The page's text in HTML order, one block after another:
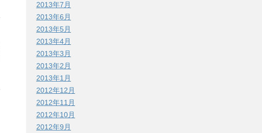
2013年7月
2013年6月
2013年5月
2013年4月
2013年3月
2013年2月
2013年1月
2012年12月
2012年11月
2012年10月
2012年9月